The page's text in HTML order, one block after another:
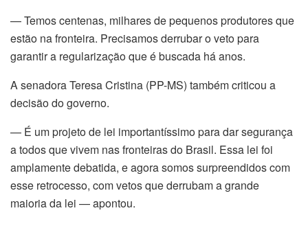
— Temos centenas, milhares de pequenos produtores que
estão na fronteira. Precisamos derrubar o veto para
garantir a regularização que é buscada há anos.
A senadora Teresa Cristina (PP-MS) também criticou a
decisão do governo.
— É um projeto de lei importantíssimo para dar segurança
a todos que vivem nas fronteiras do Brasil. Essa lei foi
amplamente debatida, e agora somos surpreendidos com
esse retrocesso, com vetos que derrubam a grande
maioria da lei — apontou.